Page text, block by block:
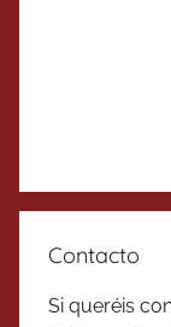
Contacto
Si queréis